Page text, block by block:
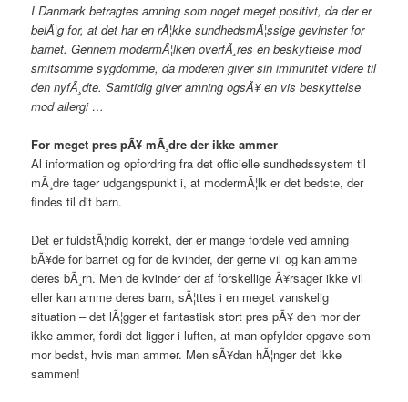
I Danmark betragtes amning som noget meget positivt, da der er
belÃ¦g for, at det har en rÃ¦kke sundhedsmÃ¦ssige gevinster for
barnet. Gennem modermÃ¦lken overfÃ¸res en beskyttelse mod
smitsomme sygdomme, da moderen giver sin immunitet videre til
den nyfÃ¸dte. Samtidig giver amning ogsÃ¥ en vis beskyttelse
mod allergi …
For meget pres pÃ¥ mÃ¸dre der ikke ammer
Al information og opfordring fra det officielle sundhedssystem til
mÃ¸dre tager udgangspunkt i, at modermÃ¦lk er det bedste, der
findes til dit barn.
Det er fuldstÃ¦ndig korrekt, der er mange fordele ved amning
bÃ¥de for barnet og for de kvinder, der gerne vil og kan amme
deres bÃ¸rn. Men de kvinder der af forskellige Ã¥rsager ikke vil
eller kan amme deres barn, sÃ¦ttes i en meget vanskelig
situation – det lÃ¦gger et fantastisk stort pres pÃ¥ den mor der
ikke ammer, fordi det ligger i luften, at man opfylder opgave som
mor bedst, hvis man ammer. Men sÃ¥dan hÃ¦nger det ikke
sammen!